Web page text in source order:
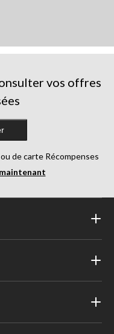
vos offres
de carte Récompenses